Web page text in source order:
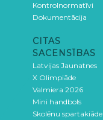
Kontrolnormatīvi
Dokumentācija
CITAS
SACENSĪBAS
Latvijas Jaunatnes
X Olimpiāde
Valmiera 2026
Mini handbols
Skolēnu spartakiāde